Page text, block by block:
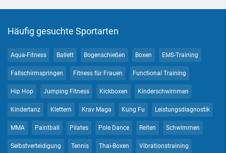
Häufig gesuchte Sportarten
Aqua-Fitness Ballett Bogenschießen Boxen EMS-Training
Fallschirmspringen Fitness für Frauen Functional Training
Hip Hop Jumping Fitness Kickboxen Kinderschwimmen
Kindertanz Klettern Krav Maga Kung Fu Leistungsdiagnostik
MMA Paintball Pilates Pole Dance Reiten Schwimmen
Selbstverteidigung Tennis Thai-Boxen Vibrationstraining